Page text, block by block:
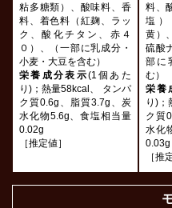
粘多糖類）、酸味料、香
料、着色料（紅麹、ラッ
ク、酸化チタン、赤４
０）、（一部に乳成分・
小麦・大豆を含む）
栄養成分表示(1個あた
り)；熱量58kcal、 タンパ
ク質0.6g、脂質3.7g、炭
水化物5.6g、食塩相当量
0.02g
［推定値］
料、
塩
黄）
硫酸
部に
む）
栄養
り)；
ク質
水化
0.03g
［推